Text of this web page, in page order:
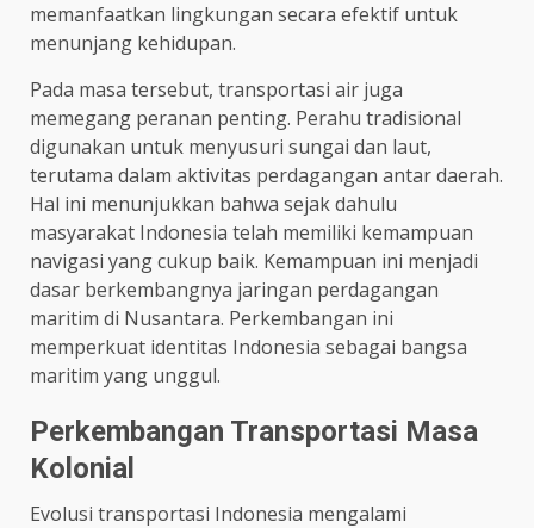
memanfaatkan lingkungan secara efektif untuk
menunjang kehidupan.
Pada masa tersebut, transportasi air juga
memegang peranan penting. Perahu tradisional
digunakan untuk menyusuri sungai dan laut,
terutama dalam aktivitas perdagangan antar daerah.
Hal ini menunjukkan bahwa sejak dahulu
masyarakat Indonesia telah memiliki kemampuan
navigasi yang cukup baik. Kemampuan ini menjadi
dasar berkembangnya jaringan perdagangan
maritim di Nusantara. Perkembangan ini
memperkuat identitas Indonesia sebagai bangsa
maritim yang unggul.
Perkembangan Transportasi Masa
Kolonial
Evolusi transportasi Indonesia mengalami